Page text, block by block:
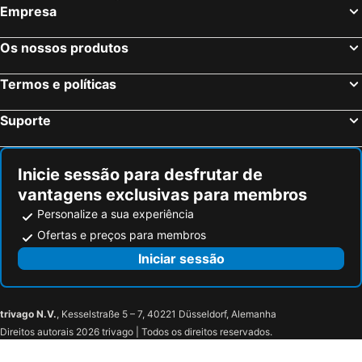
Chania, Creta Hotéis
Fira, Sul do Mar Egeu Hotéis
Ixia, Sul do Mar Egeu Hotéis
Oia, Sul do Mar Egeu Hotéis
Empresa
Os nossos produtos
Termos e políticas
Suporte
Inicie sessão para desfrutar de
vantagens exclusivas para membros
Personalize a sua experiência
Ofertas e preços para membros
Iniciar sessão
trivago N.V., Kesselstraße 5 – 7, 40221 Düsseldorf, Alemanha
Direitos autorais 2026 trivago | Todos os direitos reservados.